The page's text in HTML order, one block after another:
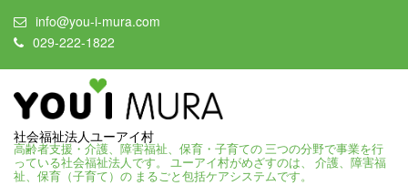
info@you-i-mura.com
029-222-1822
社会福祉法人ユーアイ村
高齢者支援・介護、障害福祉、保育・子育ての 三つの分野で事業を行
っている社会福祉法人です。 ユーアイ村がめざすのは、 介護、障害福
祉、保育（子育て）の まるごと包括ケアシステムです。